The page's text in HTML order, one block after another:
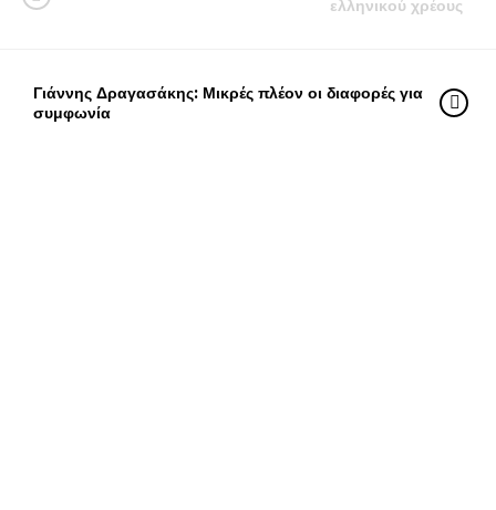
ελληνικού χρέους
Γιάννης Δραγασάκης: Μικρές πλέον οι διαφορές για
συμφωνία